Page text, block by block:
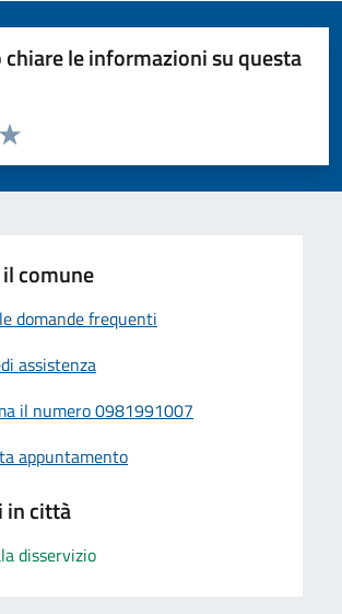
chiare le informazioni su questa
la pagina
5 stelle su 5
4 stelle su 5
su 5
su 5
5
comune
domande frequenti
assistenza
il numero 0981991007
appuntamento
in città
disservizio